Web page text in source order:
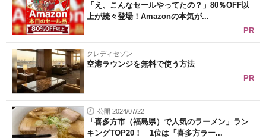
「え、こんなセールやってたの？」80％OFF以
上が続々登場！Amazonの本気が...
PR
クレディセゾン
空港ラウンジを無料で使う方法
PR
公開 2024/07/22
「喜多方市（福島県）で人気のラーメン」ラン
キングTOP20！ 1位は「喜多方ラー...